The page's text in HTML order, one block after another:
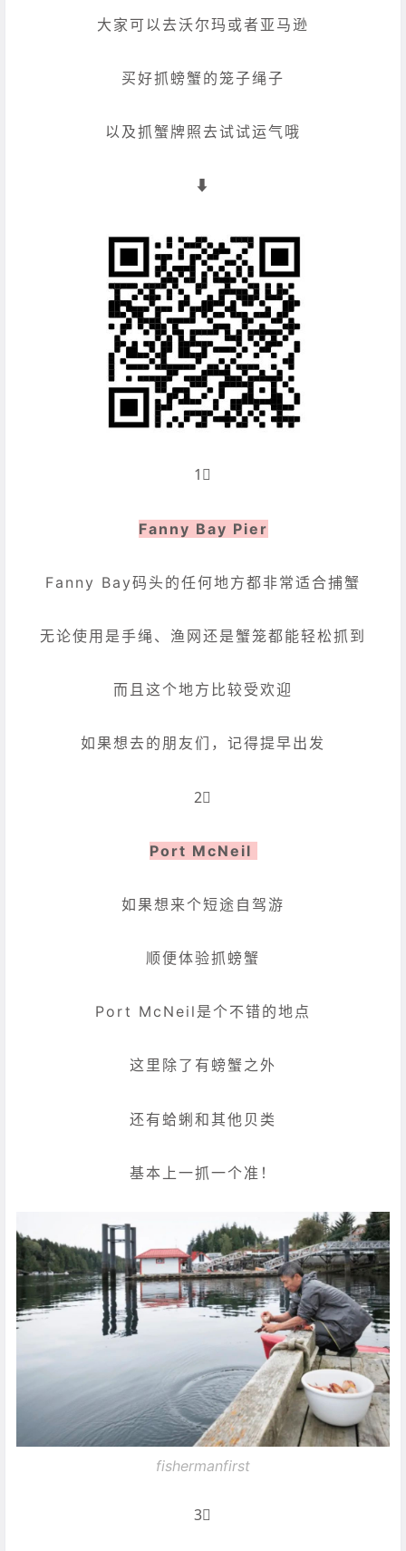
大家可以去沃尔玛或者亚马逊
买好抓螃蟹的笼子绳子
以及抓蟹牌照去试试运气哦
⬇️
1⃣️
Fanny Bay Pier
Fanny Bay码头的任何地方都非常适合捕蟹
无论使用是手绳、渔网还是蟹笼都能轻松抓到
而且这个地方比较受欢迎
如果想去的朋友们，记得提早出发
2⃣️
Port McNeil
如果想来个短途自驾游
顺便体验抓螃蟹
Port McNeil是个不错的地点
这里除了有螃蟹之外
还有蛤蜊和其他贝类
基本上一抓一个准！
fishermanfirst
3⃣️